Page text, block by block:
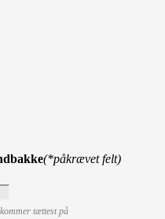
(*påkrævet felt)
tættest på